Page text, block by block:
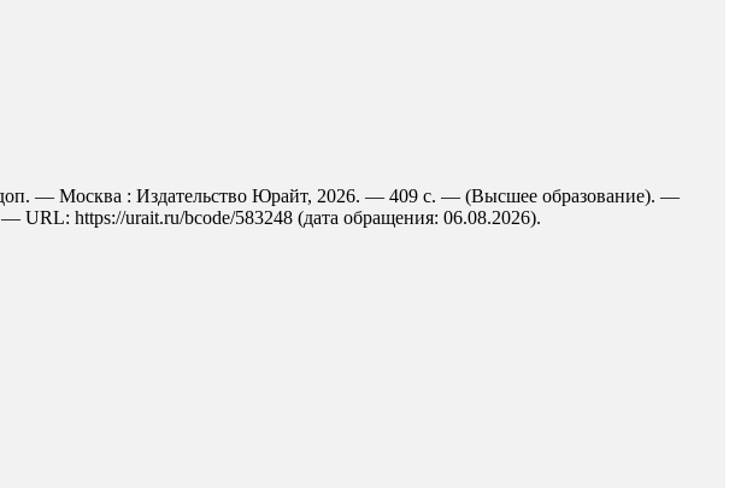
— Москва : Издательство Юрайт, 2026. — 409 с. — (Высшее образование). —
https://urait.ru/bcode/583248 (дата обращения: 06.08.2026).